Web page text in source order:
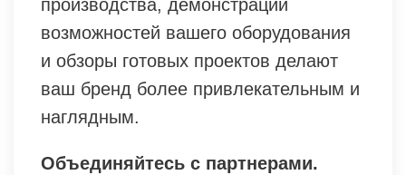
производства, демонстрации
возможностей вашего оборудования
и обзоры готовых проектов делают
ваш бренд более привлекательным и
наглядным.
Объединяйтесь с партнерами.